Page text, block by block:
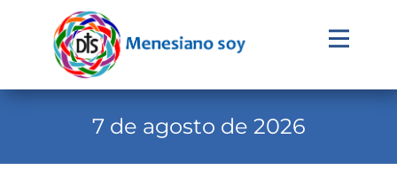
Evangelio
7 de agosto de 2026